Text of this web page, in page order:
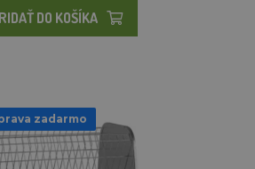
DO KOŠÍKA
zadarmo